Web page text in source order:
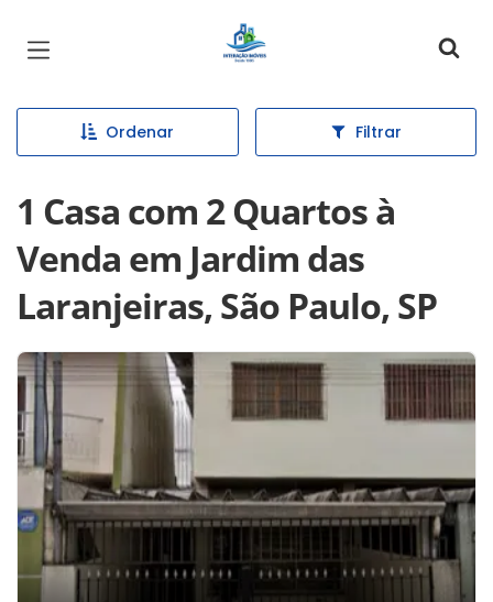
Página inicial
Ordenar Filtrar
1 Casa com 2 Quartos à
Venda em Jardim das
Laranjeiras, São Paulo, SP